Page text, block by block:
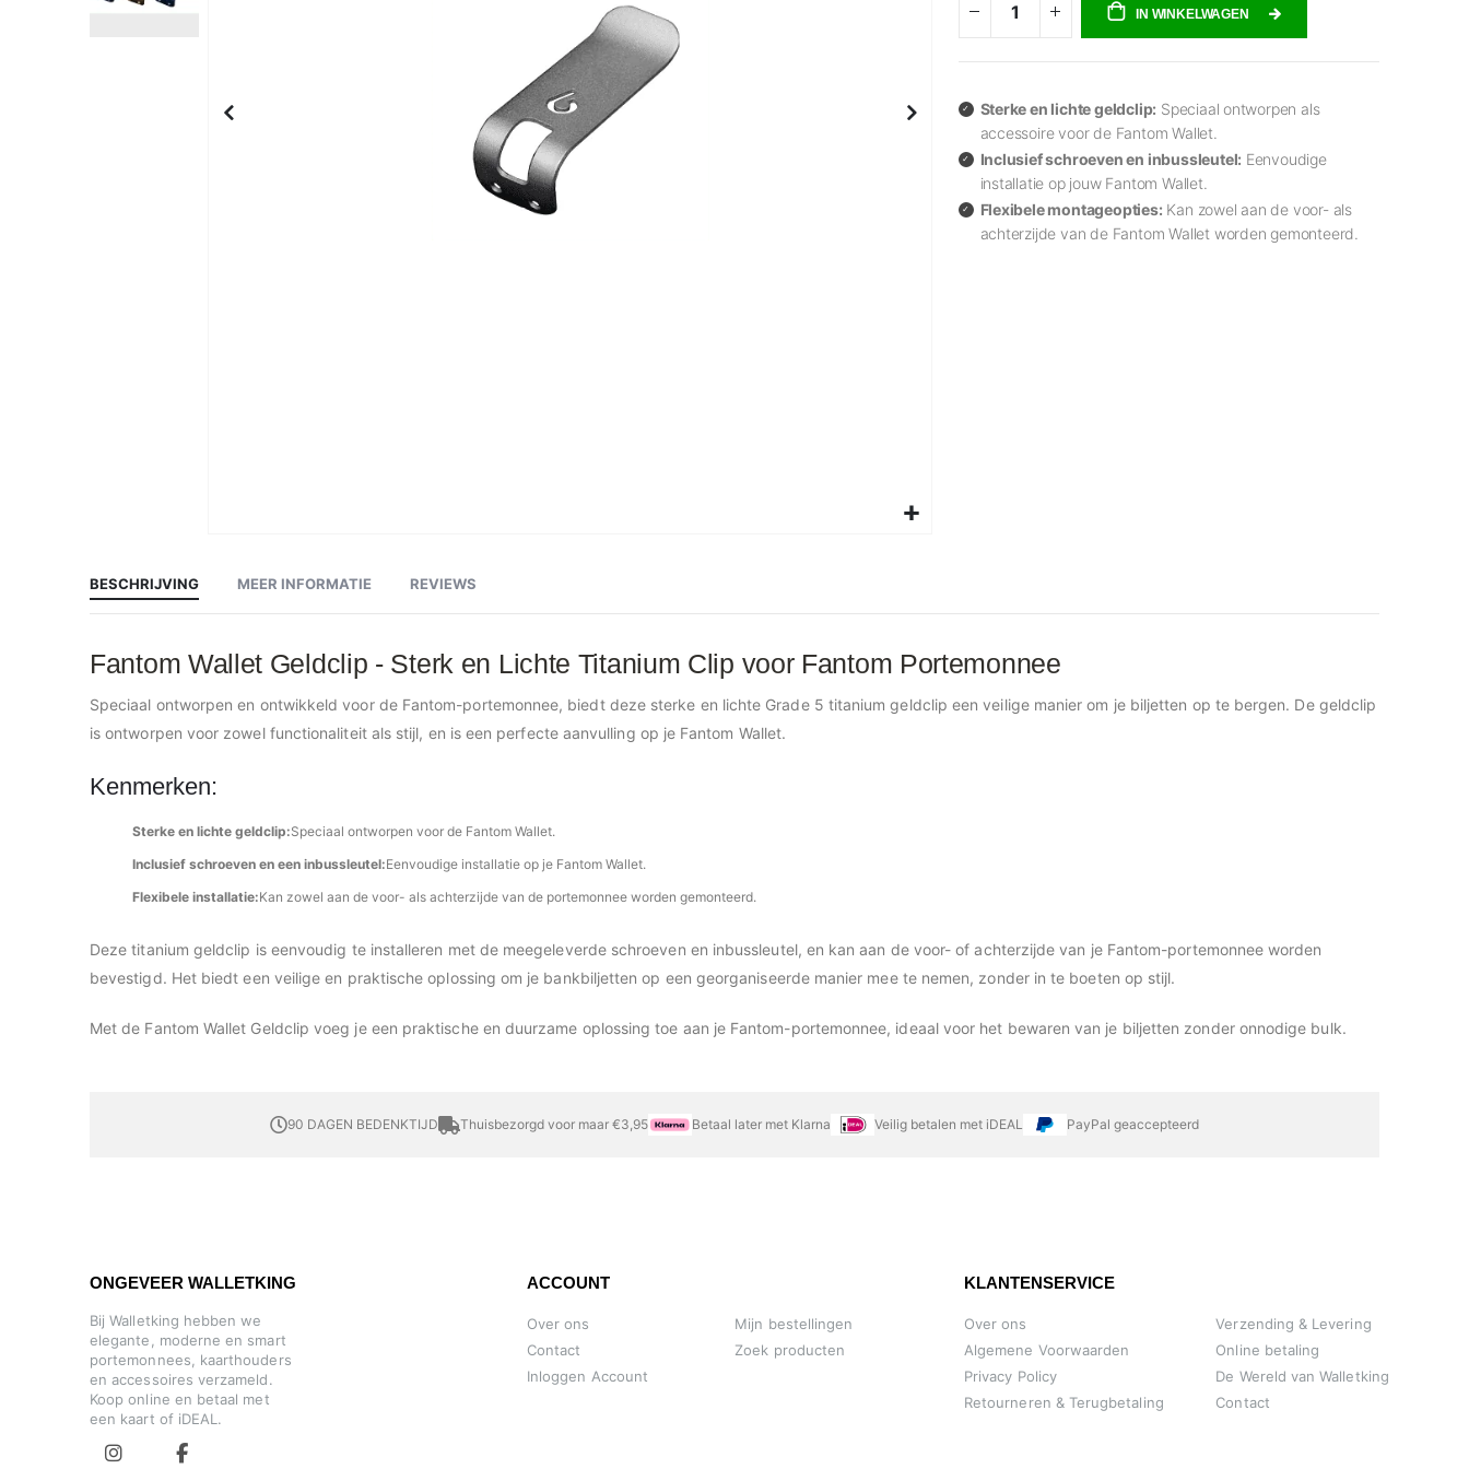
begin
van
de
afbeeldingen-
IN WINKELWAGEN
Sterke en lichte geldclip: Speciaal ontworpen als
accessoire voor de Fantom Wallet.
Inclusief schroeven en inbussleutel: Eenvoudige
installatie op jouw Fantom Wallet.
Flexibele montageopties: Kan zowel aan de voor- als
achterzijde van de Fantom Wallet worden gemonteerd.
BESCHRIJVING
Fantom Wallet Geldclip - Sterk en Lichte Titanium Clip voor Fantom Portemonnee
Speciaal ontworpen en ontwikkeld voor de Fantom-portemonnee, biedt deze sterke en lichte Grade 5 titanium geldclip een veilige manier om je biljetten op te bergen. De geldclip
is ontworpen voor zowel functionaliteit als stijl, en is een perfecte aanvulling op je Fantom Wallet.
Kenmerken:
Sterke en lichte geldclip:Speciaal ontworpen voor de Fantom Wallet.
Inclusief schroeven en een inbussleutel:Eenvoudige installatie op je Fantom Wallet.
Flexibele installatie:Kan zowel aan de voor- als achterzijde van de portemonnee worden gemonteerd.
Deze titanium geldclip is eenvoudig te installeren met de meegeleverde schroeven en inbussleutel, en kan aan de voor- of achterzijde van je Fantom-portemonnee worden
bevestigd. Het biedt een veilige en praktische oplossing om je bankbiljetten op een georganiseerde manier mee te nemen, zonder in te boeten op stijl.
Met de Fantom Wallet Geldclip voeg je een praktische en duurzame oplossing toe aan je Fantom-portemonnee, ideaal voor het bewaren van je biljetten zonder onnodige bulk.
MEER INFORMATIE REVIEWS
90 DAGEN BEDENKTIJD Thuisbezorgd voor maar €3,95 Betaal later met Klarna Veilig betalen met iDEAL PayPal geaccepteerd
ONGEVEER WALLETKING
Bij Walletking hebben we
elegante, moderne en smart
portemonnees, kaarthouders
en accessoires verzameld.
Koop online en betaal met
een kaart of iDEAL.
ACCOUNT
Over ons
Contact
Inloggen Account
Mijn bestellingen
Zoek producten
KLANTENSERVICE
Over ons
Algemene Voorwaarden
Privacy Policy
Retourneren & Terugbetaling
Verzending & Levering
Online betaling
De Wereld van Walletking
Contact